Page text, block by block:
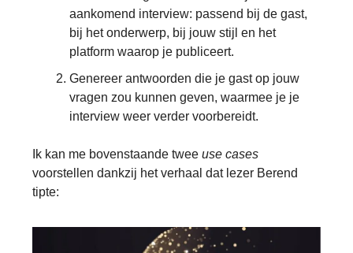
aankomend interview: passend bij de gast,
bij het onderwerp, bij jouw stijl en het
platform waarop je publiceert.
Genereer antwoorden die je gast op jouw
vragen zou kunnen geven, waarmee je je
interview weer verder voorbereidt.
Ik kan me bovenstaande twee use cases
voorstellen dankzij het verhaal dat lezer Berend
tipte: